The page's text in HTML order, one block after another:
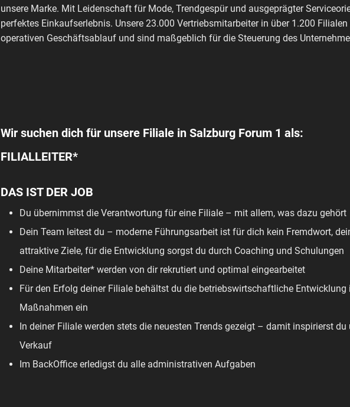
unsere Marke. Mit Leidenschaft für Mode, Trendgespür und ausgeprägter
perfektes Einkaufserlebnis. Unsere 23.000 Vertriebsmitarbeiter in über 1.200
operativen Geschäftsablauf und sind maßgeblich für die Steuerung des
Wir suchen dich für unsere Filiale in Salzburg Forum 1 als:
FILIALLEITER*
DAS IST DER JOB
Du übernimmst die Verantwortung für eine Filiale – mit allem, was dazu gehört
Dein Team leitest du – moderne Führungsarbeit ist für dich kein Fremdwort,
attraktive Ziele, für die Entwicklung sorgst du durch Coaching und Schulungen
Deine Mitarbeiter* werden von dir rekrutiert und optimal eingearbeitet
Für den Erfolg deiner Filiale behältst du die betriebswirtschaftliche
Maßnahmen ein
In deiner Filiale werden stets die neuesten Trends gezeigt – damit inspirierst
Verkauf
Im BackOffice erledigst du alle administrativen Aufgaben